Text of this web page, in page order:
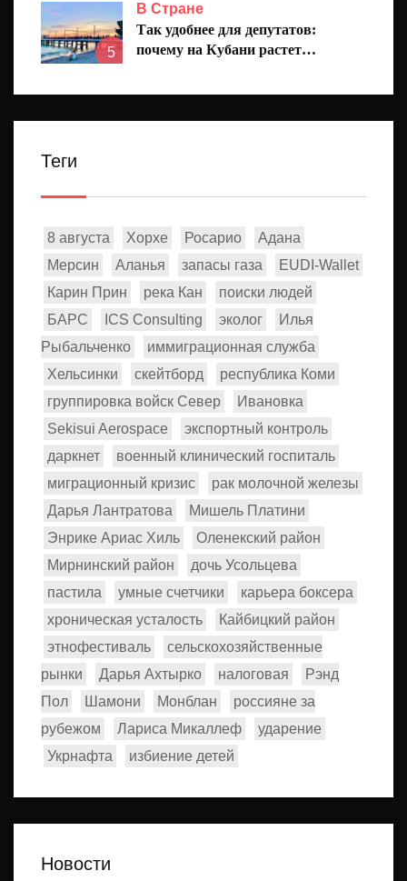
5
В Стране
Так удобнее для депутатов:
почему на Кубани растет
Теги
8 августа Хорхе Росарио
Адана
Мерсин
Аланья запасы газа
EUDI-Wallet
Карин Прин
река Кан
поиски людей
БАРС
ICS Consulting эколог
Илья
Рыбальченко
иммиграционная служба
Хельсинки
скейтборд
республика Коми
группировка войск Север
Ивановка
Sekisui Aerospace
экспортный контроль
даркнет
военный клинический госпиталь
миграционный кризис
рак молочной железы
Дарья Лантратова
Мишель Платини
Энрике Ариас Хиль
Оленекский район
Мирнинский район
дочь Усольцева
пастила
умные счетчики
карьера боксера
хроническая усталость
Кайбицкий район
этнофестиваль
сельскохозяйственные
рынки
Дарья Ахтырко налоговая
Рэнд
Пол
Шамони Монблан
россияне за
рубежом
Лариса Микаллеф
ударение
Укрнафта
избиение детей
Новости